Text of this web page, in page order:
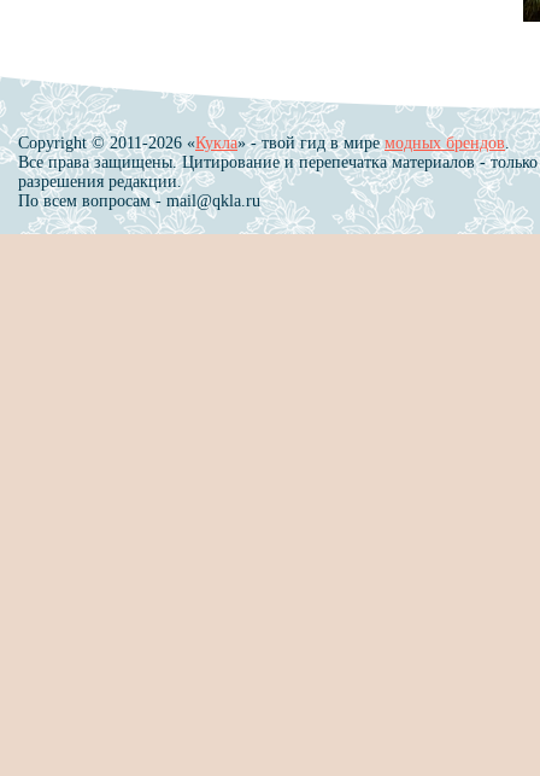
Copyright © 2011-2026 «Кукла» - твой гид в миремодных брендов.
Все права защищены. Цитирование и перепечатка материалов - только
разрешения редакции.
По всем вопросам - mail@qkla.ru